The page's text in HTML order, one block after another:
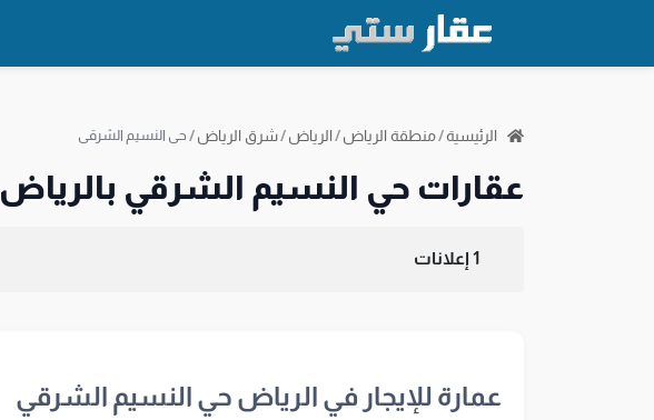
الرئيسية/منطقة الرياض/الرياض/شرق الرياض/ حي النسيم الشرقي
عقارات حي النسيم الشرقي بالرياض
1 إعلانات
عمارة للإيجار في الرياض حي النسيم الشرقي